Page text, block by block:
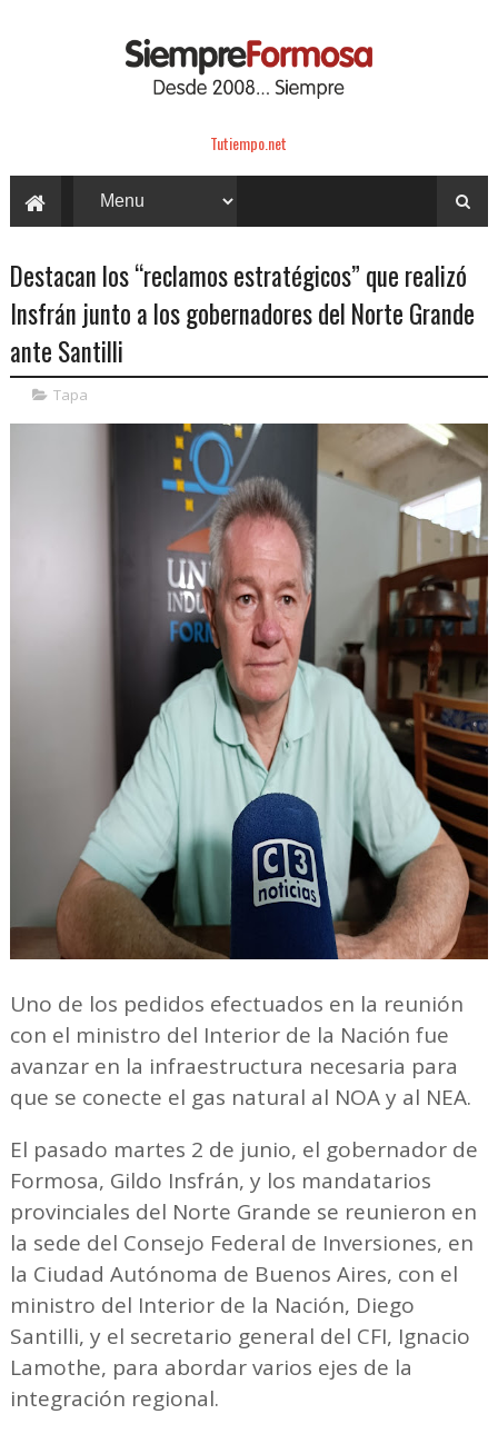
Tutiempo.net
Destacan los “reclamos estratégicos” que realizó
Insfrán junto a los gobernadores del Norte Grande
ante Santilli
Tapa
Uno de los pedidos efectuados en la reunión
con el ministro del Interior de la Nación fue
avanzar en la infraestructura necesaria para
que se conecte el gas natural al NOA y al NEA.
El pasado martes 2 de junio, el gobernador de
Formosa, Gildo Insfrán, y los mandatarios
provinciales del Norte Grande se reunieron en
la sede del Consejo Federal de Inversiones, en
la Ciudad Autónoma de Buenos Aires, con el
ministro del Interior de la Nación, Diego
Santilli, y el secretario general del CFI, Ignacio
Lamothe, para abordar varios ejes de la
integración regional.